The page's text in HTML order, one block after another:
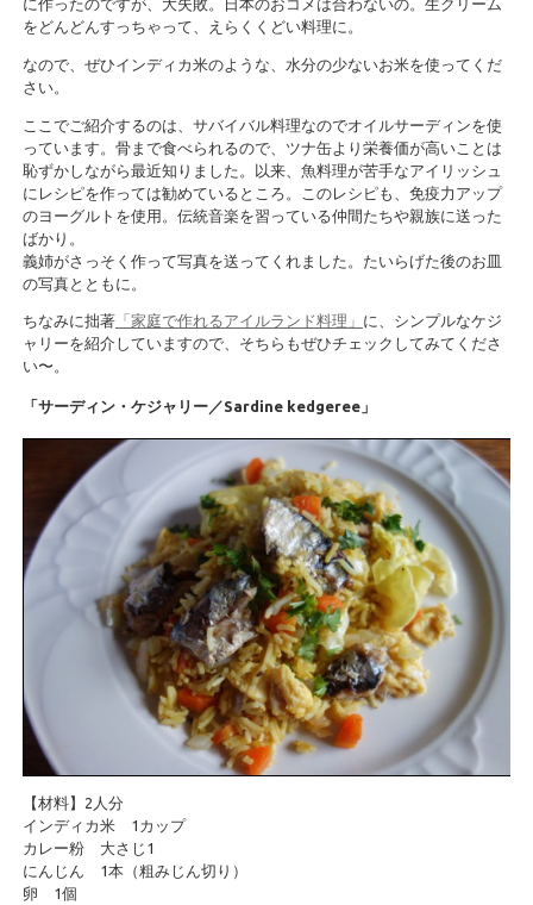
に作ったのですが、大失敗。日本のおコメは合わないの。生クリーム
をどんどんすっちゃって、えらくくどい料理に。
なので、ぜひインディカ米のような、水分の少ないお米を使ってくだ
さい。
ここでご紹介するのは、サバイバル料理なのでオイルサーディンを使
っています。骨まで食べられるので、ツナ缶より栄養価が高いことは
恥ずかしながら最近知りました。以来、魚料理が苦手なアイリッシュ
にレシピを作っては勧めているところ。このレシピも、免疫力アップ
のヨーグルトを使用。伝統音楽を習っている仲間たちや親族に送った
ばかり。
義姉がさっそく作って写真を送ってくれました。たいらげた後のお皿
の写真とともに。
ちなみに拙著「家庭で作れるアイルランド料理」 に、シンプルなケジ
ャリーを紹介していますので、そちらもぜひチェックしてみてくださ
い〜。
「サーディン・ケジャリー／Sardine kedgeree」
【材料】2人分
インディカ米 1カップ
カレー粉 大さじ1
にんじん 1本（粗みじん切り）
卵 1個